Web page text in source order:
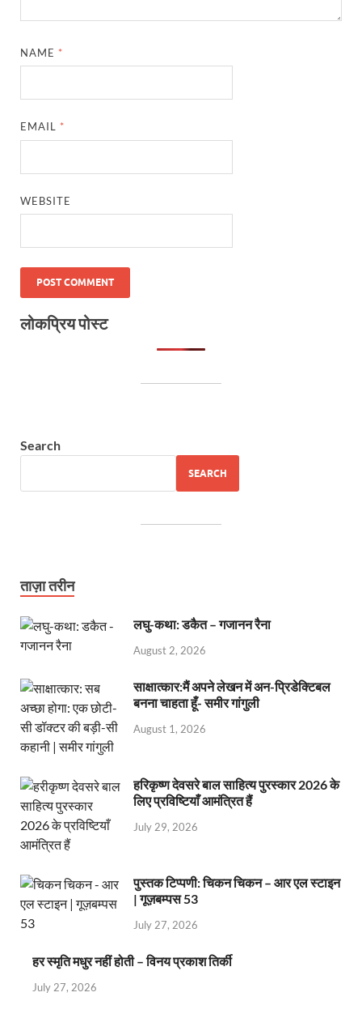
NAME *
EMAIL *
WEBSITE
लोकप्रिय पोस्ट
Search
SEARCH
ताज़ा तरीन
लघु-कथा: डकैत – गजानन रैना
August 2, 2026
साक्षात्कार:मैं अपने लेखन में अन-प्रिडेक्टिबल
बनना चाहता हूँ- समीर गांगुली
August 1, 2026
हरिकृष्ण देवसरे बाल साहित्य पुरस्कार 2026 के
लिए प्रविष्टियाँ आमंत्रित हैं
July 29, 2026
पुस्तक टिप्पणी: चिकन चिकन – आर एल स्टाइन
| गूज़बम्पस 53
July 27, 2026
हर स्मृति मधुर नहीं होती – विनय प्रकाश तिर्की
July 27, 2026